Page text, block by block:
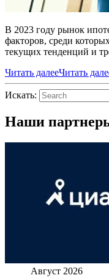
В 2023 году рынок
факторов, среди
текущих тенденций и
Читать далееЧитать
Искать:
Наши
Август 2026